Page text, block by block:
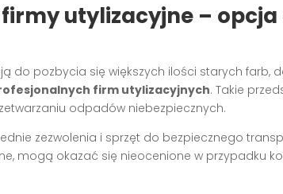
utylizacyjne –
do pozbycia się większych ilości starych farb,
firm utylizacyjnych. Takie
odpadów niebezpiecznych.
zezwolenia i sprzęt do bezpiecznego
mogą okazać się nieocenione w przypadku